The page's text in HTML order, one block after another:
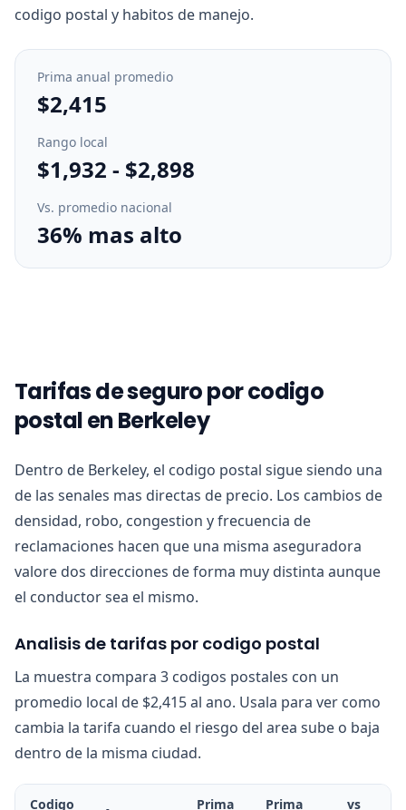
codigo postal y habitos de manejo.
Prima anual promedio
$2,415
Rango local
$1,932 - $2,898
Vs. promedio nacional
36% mas alto
Tarifas de seguro por codigo
postal en Berkeley
Dentro de Berkeley, el codigo postal sigue siendo una
de las senales mas directas de precio. Los cambios de
densidad, robo, congestion y frecuencia de
reclamaciones hacen que una misma aseguradora
valore dos direcciones de forma muy distinta aunque
el conductor sea el mismo.
Analisis de tarifas por codigo postal
La muestra compara 3 codigos postales con un
promedio local de $2,415 al ano. Usala para ver como
cambia la tarifa cuando el riesgo del area sube o baja
dentro de la misma ciudad.
Codigo Prima Prima vs